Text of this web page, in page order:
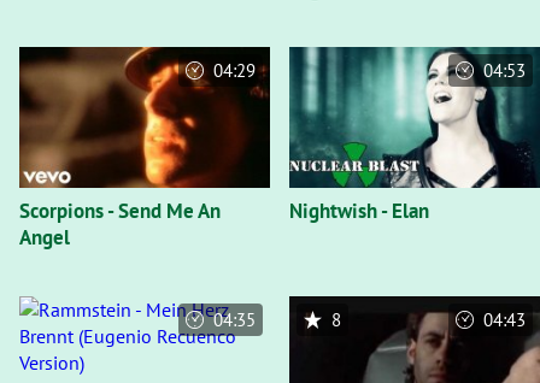
Scorpions - Send Me An
Angel
04:29
Nightwish - Elan
04:53
04:35 8 04:43